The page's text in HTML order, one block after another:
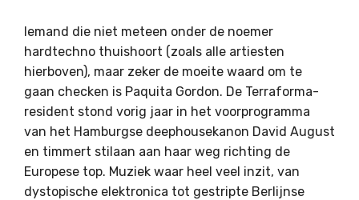
Iemand die niet meteen onder de noemer
hardtechno thuishoort (zoals alle artiesten
hierboven), maar zeker de moeite waard om te
gaan checken is Paquita Gordon. De Terraforma-
resident stond vorig jaar in het voorprogramma
van het Hamburgse deephousekanon David August
en timmert stilaan aan haar weg richting de
Europese top. Muziek waar heel veel inzit, van
dystopische elektronica tot gestripte Berlijnse